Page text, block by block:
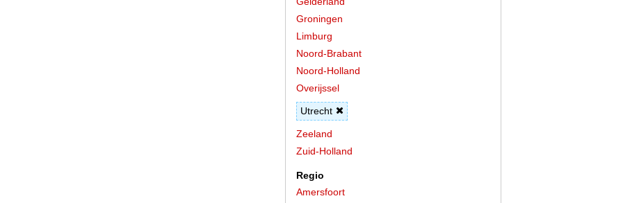
Groningen
Limburg
Noord-Brabant
Noord-Holland
Overijssel
Utrecht
Zeeland
Zuid-Holland
Regio
Amersfoort